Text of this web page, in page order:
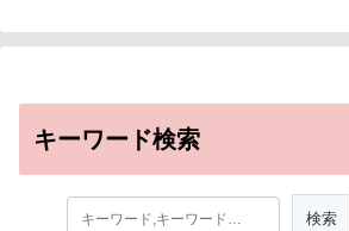
キーワード検索